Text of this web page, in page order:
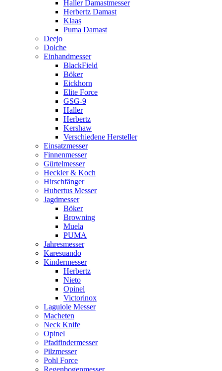
Haller Damastmesser
Herbertz Damast
Klaas
Puma Damast
Deejo
Dolche
Einhandmesser
BlackField
Böker
Eickhorn
Elite Force
GSG-9
Haller
Herbertz
Kershaw
Verschiedene Hersteller
Einsatzmesser
Finnenmesser
Gürtelmesser
Heckler & Koch
Hirschfänger
Hubertus Messer
Jagdmesser
Böker
Browning
Muela
PUMA
Jahresmesser
Karesuando
Kindermesser
Herbertz
Nieto
Opinel
Victorinox
Laguiole Messer
Macheten
Neck Knife
Opinel
Pfadfindermesser
Pilzmesser
Pohl Force
Regenbogenmesser